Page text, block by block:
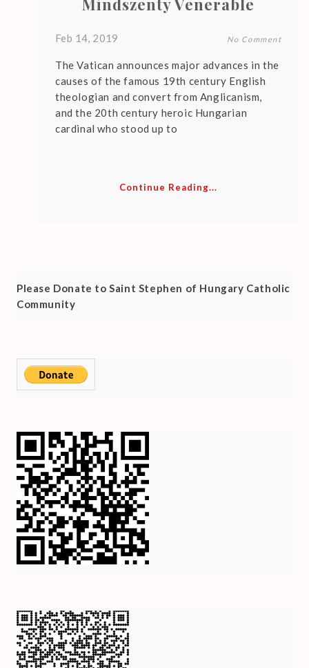
Feb 14, 2019 No Comment
The Vatican announces major advances in the
causes of the famous 19th century English
theologian and convert from Anglicanism,
and the 20th century heroic Hungarian
cardinal who stood up to
Continue Reading...
Please Donate to Saint Stephen of Hungary Catholic
Community